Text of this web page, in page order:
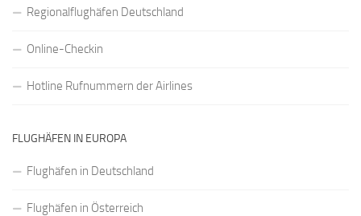
Regionalflughäfen Deutschland
Online-Checkin
Hotline Rufnummern der Airlines
FLUGHÄFEN IN EUROPA
Flughäfen in Deutschland
Flughäfen in Österreich